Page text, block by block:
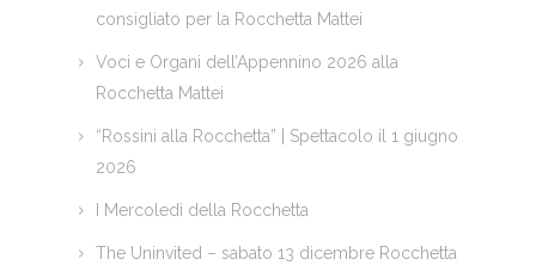
consigliato per la Rocchetta Mattei
Voci e Organi dell’Appennino 2026 alla
Rocchetta Mattei
“Rossini alla Rocchetta” | Spettacolo il 1 giugno
2026
I Mercoledì della Rocchetta
The Uninvited – sabato 13 dicembre Rocchetta